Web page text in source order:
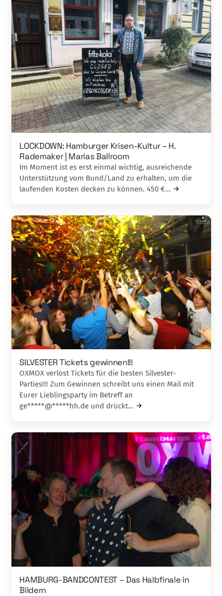
LOCKDOWN: Hamburger Krisen-Kultur – H.
Rademaker | Marias Ballroom
Im Moment ist es erst einmal wichtig, ausreichende
Unterstützung vom Bund/Land zu erhalten, um die
laufenden Kosten decken zu können. 450 €…
SILVESTER Tickets gewinnen!!!
OXMOX verlost Tickets für die besten Silvester-
Parties!!! Zum Gewinnen schreibt uns einen Mail mit
Eurer Lieblingsparty im Betreff an
ge*****@*****hh.de und drückt…
HAMBURG-BANDCONTEST – Das Halbfinale in
Bildern